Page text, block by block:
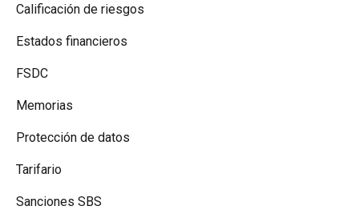
Calificación de riesgos
Estados financieros
FSDC
Memorias
Protección de datos
Tarifario
Sanciones SBS